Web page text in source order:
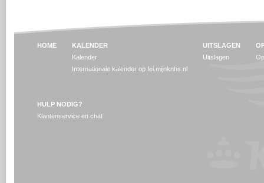
HOME
KALENDER
Kalender
Internationale kalender op fei.mijnknhs.nl
UITSLAGEN
Uitslagen
HULP NODIG?
Klantenservice en chat